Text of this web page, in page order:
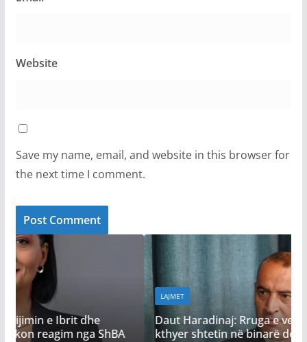
Website
Save my name, email, and website in this browser for
the next time I comment.
LAJMET
Daut Haradinaj: Rruga e vetmja rrugë për ta
kthyer shtetin në binarë demokratik, shtatori po